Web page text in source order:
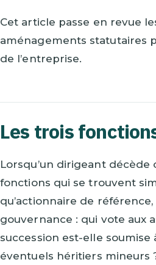
Cet article passe en revue
aménagements statutaires
de l’entreprise.
Les trois
Lorsqu’un dirigeant
fonctions qui se trouvent
qu’actionnaire de
gouvernance : qui vote aux
succession est-elle
éventuels héritiers mineurs